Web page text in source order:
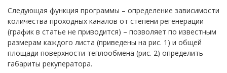
Следующая функция программы – определение зависимости
количества проходных каналов от степени регенерации
(график в статье не приводится) – позволяет по известным
размерам каждого листа (приведены на рис. 1) и общей
площади поверхности теплообмена (рис. 2) определить
габариты рекуператора.